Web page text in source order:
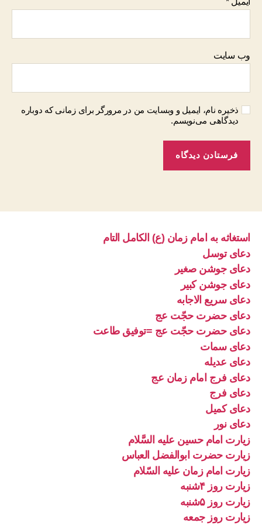
وب‌ سایت
ذخیره نام، ایمیل و وبسایت من در مرورگر برای زمانی که دوباره
دیدگاهی می‌نویسم.
استغاثه به امام زمان (ع) الکامل التام
دعای توسل
دعای جوشن صغیر
دعای جوشن کبیر
دعای سریع الاجابه
دعای حضرت حجّت عج
دعای حضرت حجّت عج =توفیق طاعت
دعای سمات
دعای عدیله
دعای فرج امام زمان عج
دعای فرج
دعای کمیل
دعای نور
زیارت امام حسین علیه السَّلام
زیارت حضرت ابوالفضل العباس
زیارت امام زمان علیه السّلام
زیارت روز ۴شنبه
زیارت روز ۵شنبه
زیارت روز جمعه